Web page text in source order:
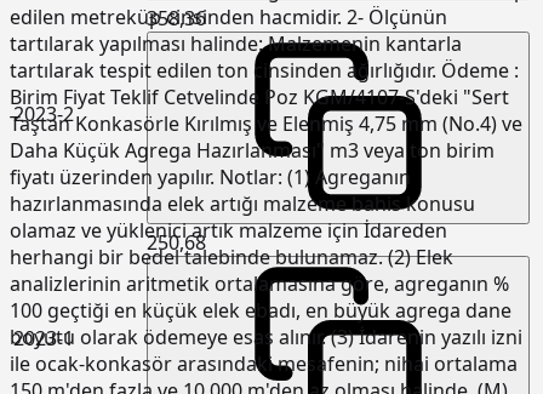
2023-2
358,36
2023-1
250,68
edilen metreküp cinsinden hacmidir. 2- Ölçünün
tartılarak yapılması halinde: Malzemenin kantarla
tartılarak tespit edilen ton cinsinden ağırlığıdır. Ödeme :
Birim Fiyat Teklif Cetvelinde Poz KGM/4107-S'deki "Sert
Taştan Konkasörle Kırılmış ve Elenmiş 4,75 mm (No.4) ve
Daha Küçük Agrega Hazırlanması" m3 veya ton birim
fiyatı üzerinden yapılır. Notlar: (1) Agreganın
hazırlanmasında elek artığı malzeme bahis konusu
olamaz ve yüklenici artık malzeme için İdareden
herhangi bir bedel talebinde bulunamaz. (2) Elek
analizlerinin aritmetik ortalamasına göre, agreganın %
100 geçtiği en küçük elek ebadı, en büyük agrega dane
boyutu olarak ödemeye esas alınır. (3) İdarenin yazılı izni
ile ocak-konkasör arasındaki mesafenin; nihai ortalama